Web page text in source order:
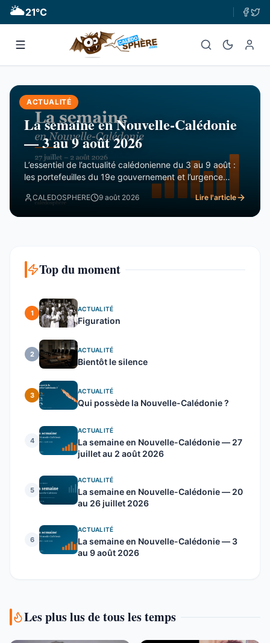
🌥21°C
ACTUALITÉ
La semaine en Nouvelle-Calédonie
— 3 au 9 août 2026
L’essentiel de l’actualité calédonienne du 3 au 9 août :
les portefeuilles du 19e gouvernement et l’urgence
incendies du Mont-Dore, le Betico en panne et le Forum
CALEDOSPHERE 9 août 2026 Lire l'article
Top du moment
1
ACTUALITÉ
Figuration
2
ACTUALITÉ
Bientôt le silence
3
ACTUALITÉ
Qui possède la Nouvelle-Calédonie ?
4
ACTUALITÉ
La semaine en Nouvelle-Calédonie — 27
juillet au 2 août 2026
5
ACTUALITÉ
La semaine en Nouvelle-Calédonie — 20
au 26 juillet 2026
6
ACTUALITÉ
La semaine en Nouvelle-Calédonie — 3
au 9 août 2026
Les plus lus de tous les temps